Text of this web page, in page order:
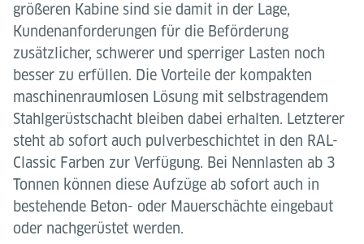
größeren Kabine sind sie damit in der Lage,
Kundenanforderungen für die Beförderung
zusätzlicher, schwerer und sperriger Lasten noch
besser zu erfüllen. Die Vorteile der kompakten
maschinenraumlosen Lösung mit selbstragendem
Stahlgerüstschacht bleiben dabei erhalten. Letzterer
steht ab sofort auch pulverbeschichtet in den RAL-
Classic Farben zur Verfügung. Bei Nennlasten ab 3
Tonnen können diese Aufzüge ab sofort auch in
bestehende Beton- oder Mauerschächte eingebaut
oder nachgerüstet werden.